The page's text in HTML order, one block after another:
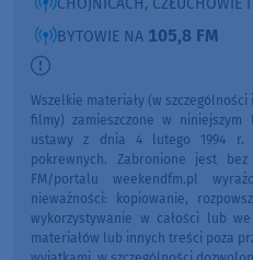
CHOJNICACH, CZŁUCHOWIE
BYTOWIE NA 105,8 FM
Wszelkie materiały (w
filmy) zamieszczone w
ustawy z dnia 4 lutego 1994
pokrewnych. Zabronione jest
FM/portalu weekendfm.pl
nieważności: kopiowanie,
wykorzystywanie w całości lub
materiałów lub innych treści poza